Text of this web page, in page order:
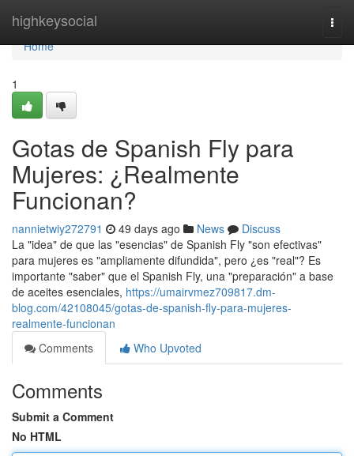
highkeysocial
Home
Home
1
Gotas de Spanish Fly para
Mujeres: ¿Realmente
Funcionan?
nannietwiy272791 49 days ago News
Discuss
La "idea" de que las "esencias" de Spanish Fly "son efectivas"
para mujeres es "ampliamente difundida", pero ¿es "real"? Es
importante "saber" que el Spanish Fly, una "preparación" a base
de aceites esenciales, https://umairvmez709817.dm-
blog.com/42108045/gotas-de-spanish-fly-para-mujeres-
realmente-funcionan
Comments
Who Upvoted
Comments
Submit a Comment
No HTML